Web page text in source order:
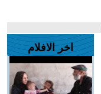
اخر الافلام